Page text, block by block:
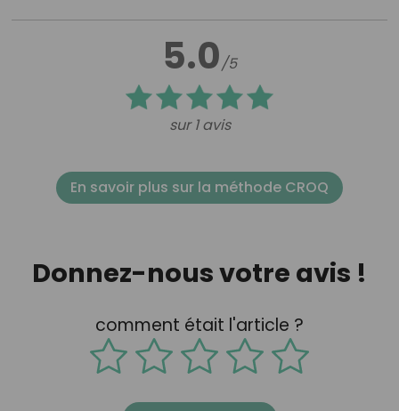
5.0/5
sur 1 avis
En savoir plus sur la méthode CROQ
Donnez-nous votre avis !
comment était l'article ?